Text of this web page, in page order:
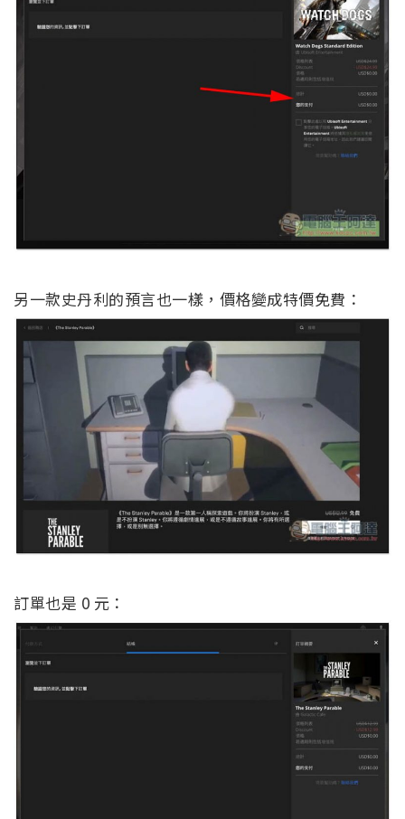
另一款史丹利的預言也一樣，價格變成特價免費：
訂單也是 0 元：